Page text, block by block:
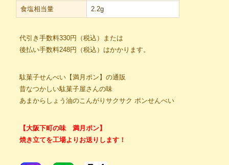
食塩相当量 2.2g
代引き手数料330円（税込）または
後払い手数料248円（税込）はかかります。
駄菓子せんべい【満月ポン】の通販
昔なつかしい駄菓子屋さんの味
あまからしょう油のこんがりサクサク ポンせんべい
【大阪下町の味 満月ポン】
焼き立てを工場よりお送りします！